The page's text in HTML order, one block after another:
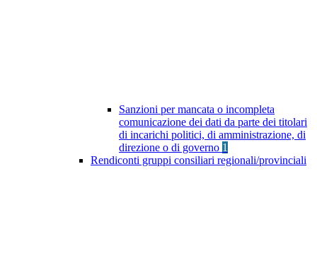
Sanzioni per mancata o incompleta
comunicazione dei dati da parte dei titolari
di incarichi politici, di amministrazione, di
direzione o di governo 1
Rendiconti gruppi consiliari regionali/provinciali